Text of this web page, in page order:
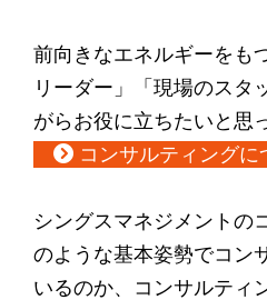
前向きなエネルギーをも
リーダー」「現場のスタ
がらお役に立ちたいと思
コンサルティングに
シングスマネジメントの
のような基本姿勢でコン
いるのか、コンサルティ